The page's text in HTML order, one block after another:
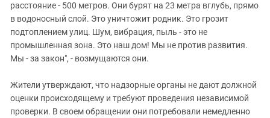
расстояние - 500 метров. Они бурят на 23 метра вглубь, прямо
в водоносный слой. Это уничтожит родник. Это грозит
подтоплением улиц. Шум, вибрация, пыль - это не
промышленная зона. Это наш дом! Мы не против развития.
Мы - за закон", - возмущаются они.
Жители утверждают, что надзорные органы не дают должной
оценки происходящему и требуют проведения независимой
проверки. В своем обращении они потребовали немедленно